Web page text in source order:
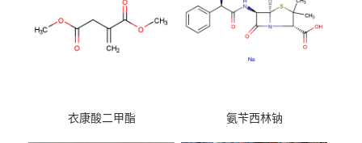
衣康酸二甲酯 氨苄西林钠